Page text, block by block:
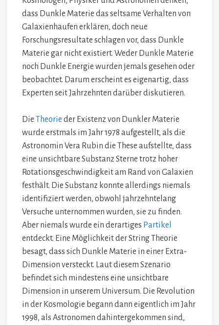
dass Dunkle Materie das seltsame Verhalten von
Galaxienhaufen erklären, doch neue
Forschungsresultate schlagen vor, dass Dunkle
Materie gar nicht existiert. Weder Dunkle Materie
noch Dunkle Energie wurden jemals gesehen oder
beobachtet. Darum erscheint es eigenartig, dass
Experten seit Jahrzehnten darüber diskutieren.
Die Theorie der Existenz von Dunkler Materie
wurde erstmals im Jahr 1978 aufgestellt, als die
Astronomin Vera Rubin die These aufstellte, dass
eine unsichtbare Substanz Sterne trotz hoher
Rotationsgeschwindigkeit am Rand von Galaxien
festhält. Die Substanz konnte allerdings niemals
identifiziert werden, obwohl jahrzehntelang
Versuche unternommen wurden, sie zu finden.
Aber niemals wurde ein derartiges Partikel
entdeckt. Eine Möglichkeit der String Theorie
besagt, dass sich Dunkle Materie in einer Extra-
Dimension versteckt. Laut diesem Szenario
befindet sich mindestens eine unsichtbare
Dimension in unserem Universum. Die Revolution
in der Kosmologie begann dann eigentlich im Jahr
1998, als Astronomen dahintergekommen sind,